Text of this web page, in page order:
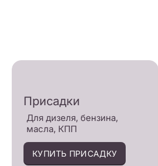
Присадки
Для дизеля, бензина,
масла, КПП
КУПИТЬ ПРИСАДКУ